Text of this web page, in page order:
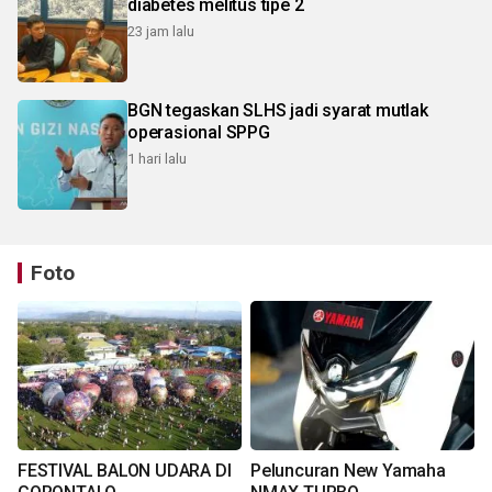
diabetes melitus tipe 2
23 jam lalu
BGN tegaskan SLHS jadi syarat mutlak
operasional SPPG
1 hari lalu
Foto
FESTIVAL BALON UDARA DI
Peluncuran New Yamaha